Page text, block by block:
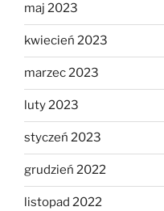
maj 2023
kwiecień 2023
marzec 2023
luty 2023
styczeń 2023
grudzień 2022
listopad 2022